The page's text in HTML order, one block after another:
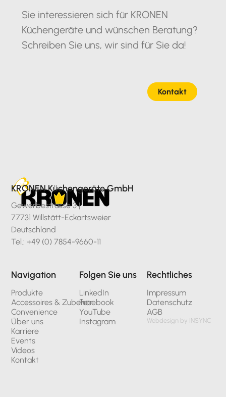
Sie interessieren sich für KRONEN
Küchengeräte und wünschen Beratung?
Schreiben Sie uns, wir sind für Sie da!
Kontakt
KRONEN Küchengeräte GmbH
Gewerbestrasse 3 |
77731 Willstätt-Eckartsweier
Deutschland
Tel.: +49 (0) 7854-9660-11
Navigation
Produkte
Accessoires & Zubehör
Convenience
Über uns
Karriere
Events
Videos
Kontakt
Folgen Sie uns
LinkedIn
Facebook
YouTube
Instagram
Rechtliches
Impressum
Datenschutz
AGB
Webdesign by INSYNC